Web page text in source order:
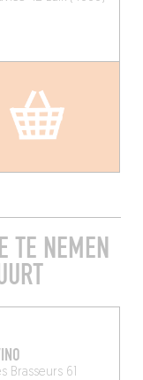
TE NEMEN
Brasseurs 61